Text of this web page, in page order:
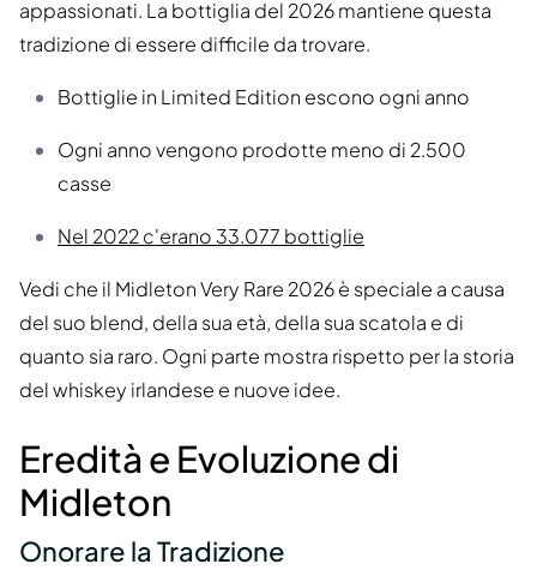
appassionati. La bottiglia del 2026 mantiene questa
tradizione di essere difficile da trovare.
Bottiglie in Limited Edition escono ogni anno
Ogni anno vengono prodotte meno di 2.500
casse
Nel 2022 c'erano 33.077 bottiglie
Vedi che il Midleton Very Rare 2026 è speciale a causa
del suo blend, della sua età, della sua scatola e di
quanto sia raro. Ogni parte mostra rispetto per la storia
del whiskey irlandese e nuove idee.
Eredità e Evoluzione di
Midleton
Onorare la Tradizione